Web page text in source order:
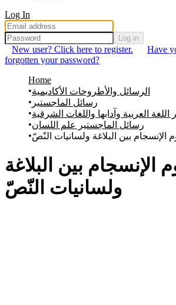
Log In
Log in
New user? Click here to register.
Have
forgotten your password?
Home
الرسائل والأطروحات الأكاديمية
رسائل الماجستير
العريية وآدابها واللغات الشرقية
رسائل الماجستير علم اللسان
الإنسجام بين البلاغة ولسانيات النّصّ
الإنسجام بين البلاغة
ولسانيات النّصّ